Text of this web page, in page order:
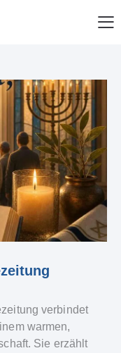
verbindet
warmen,
Sie erzählt